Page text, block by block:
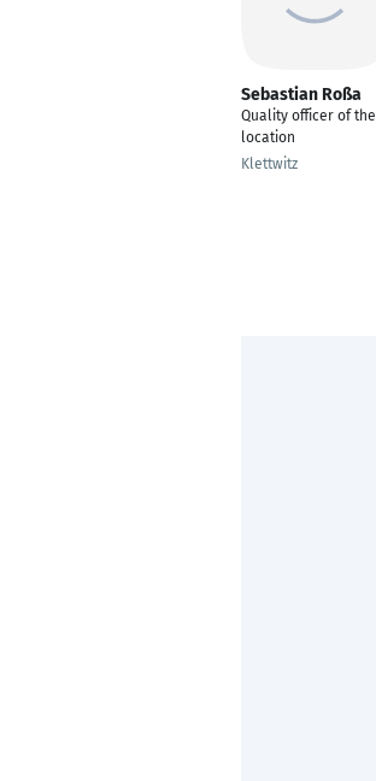
Sebastian Roßa
Quality officer of the
location
Klettwitz